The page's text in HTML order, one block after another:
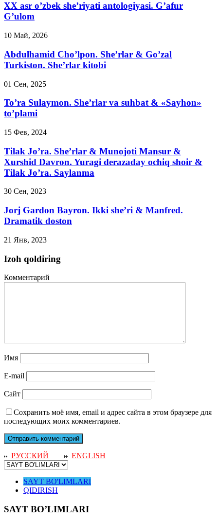
XX asr o’zbek she’riyati antologiyasi. G’afur
G’ulom
10 Май, 2026
Abdulhamid Cho’lpon. She’rlar & Go’zal
Turkiston. She’rlar kitobi
01 Сен, 2025
To’ra Sulaymon. She’rlar va suhbat & «Sayhon»
to’plami
15 Фев, 2024
Tilak Jo’ra. She’rlar & Munojoti Mansur &
Xurshid Davron. Yuragi derazaday ochiq shoir &
Tilak Jo’ra. Saylanma
30 Сен, 2023
Jorj Gardon Bayron. Ikki she’ri & Manfred.
Dramatik doston
21 Янв, 2023
Izoh qoldiring
Комментарий
Имя
E-mail
Сайт
Сохранить моё имя, email и адрес сайта в этом браузере для
последующих моих комментариев.
РУССКИЙ ENGLISH
SAYT BO'LIMLARI
QIDIRISH
SAYT BO’LIMLARI